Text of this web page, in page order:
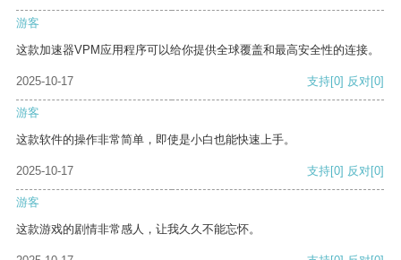
游客
这款加速器VPM应用程序可以给你提供全球覆盖和最高安全性的连接。
2025-10-17 支持[0] 反对[0]
游客
这款软件的操作非常简单，即使是小白也能快速上手。
2025-10-17 支持[0] 反对[0]
游客
这款游戏的剧情非常感人，让我久久不能忘怀。